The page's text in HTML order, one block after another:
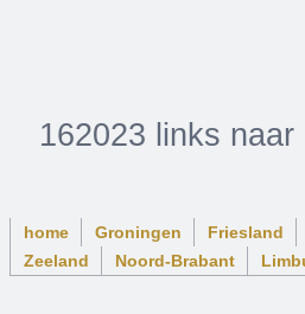
162023 links
home Groningen Friesland
Zeeland
Noord-Brabant